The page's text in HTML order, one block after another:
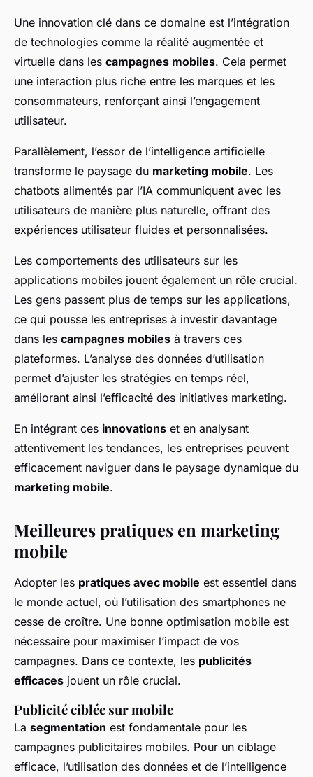
Une innovation clé dans ce domaine est l’intégration
de technologies comme la réalité augmentée et
virtuelle dans les campagnes mobiles. Cela permet
une interaction plus riche entre les marques et les
consommateurs, renforçant ainsi l’engagement
utilisateur.
Parallèlement, l’essor de l’intelligence artificielle
transforme le paysage du marketing mobile. Les
chatbots alimentés par l’IA communiquent avec les
utilisateurs de manière plus naturelle, offrant des
expériences utilisateur fluides et personnalisées.
Les comportements des utilisateurs sur les
applications mobiles jouent également un rôle crucial.
Les gens passent plus de temps sur les applications,
ce qui pousse les entreprises à investir davantage
dans les campagnes mobiles à travers ces
plateformes. L’analyse des données d’utilisation
permet d’ajuster les stratégies en temps réel,
améliorant ainsi l’efficacité des initiatives marketing.
En intégrant ces innovations et en analysant
attentivement les tendances, les entreprises peuvent
efficacement naviguer dans le paysage dynamique du
marketing mobile.
Meilleures pratiques en marketing
mobile
Adopter les pratiques avec mobile est essentiel dans
le monde actuel, où l’utilisation des smartphones ne
cesse de croître. Une bonne optimisation mobile est
nécessaire pour maximiser l’impact de vos
campagnes. Dans ce contexte, les publicités
efficaces jouent un rôle crucial.
Publicité ciblée sur mobile
La segmentation est fondamentale pour les
campagnes publicitaires mobiles. Pour un ciblage
efficace, l’utilisation des données et de l’intelligence